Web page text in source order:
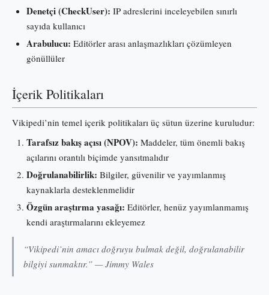
Denetçi (CheckUser): IP adreslerini inceleyebilen sınırlı
sayıda kullanıcı
Arabulucu: Editörler arası anlaşmazlıkları çözümleyen
gönüllüler
İçerik Politikaları
Vikipedi’nin temel içerik politikaları üç sütun üzerine kuruludur:
Tarafsız bakış açısı (NPOV): Maddeler, tüm önemli bakış
açılarını orantılı biçimde yansıtmalıdır
Doğrulanabilirlik: Bilgiler, güvenilir ve yayımlanmış
kaynaklarla desteklenmelidir
Özgün araştırma yasağı: Editörler, henüz yayımlanmamış
kendi araştırmalarını ekleyemez
“Vikipedi’nin amacı doğruyu bulmak değil, doğrulanabilir
bilgiyi sunmaktır.” — Jimmy Wales